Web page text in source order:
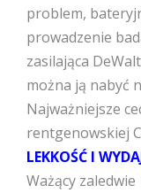
problem,
prowadzenie
zasilająca
można ją nabyć
Najważniejsze
rentgenowskiej
LEKKOŚĆ I
Ważący